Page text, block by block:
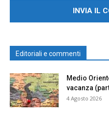
Editoriali e commenti
Medio
vacanza
4 Agosto 2026